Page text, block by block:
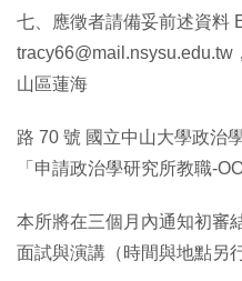
七、應徵者請備妥前述資料
tracy66@mail.nsysu.edu.tw
山區蓮海
路 70 號 國立中山大學政治
「申請政治學研究所教職-
本所將在三個月內通知初審
面試與演講（時間與地點另